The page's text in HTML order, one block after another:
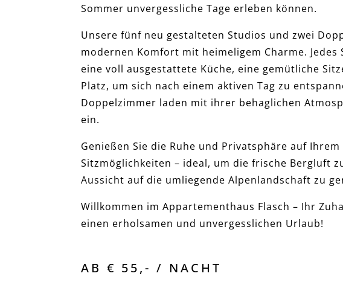
Sommer unvergessliche Tage erleben können.
Unsere fünf neu gestalteten Studios und zwei
modernen Komfort mit heimeligem Charme.
eine voll ausgestattete Küche, eine gemütliche
Platz, um sich nach einem aktiven Tag zu
Doppelzimmer laden mit ihrer behaglichen
ein.
Genießen Sie die Ruhe und Privatsphäre auf
Sitzmöglichkeiten – ideal, um die frische Bergluft
Aussicht auf die umliegende Alpenlandschaft zu
Willkommen im Appartementhaus Flasch – Ihr
einen erholsamen und unvergesslichen Urlaub!
AB € 55,- / NACHT